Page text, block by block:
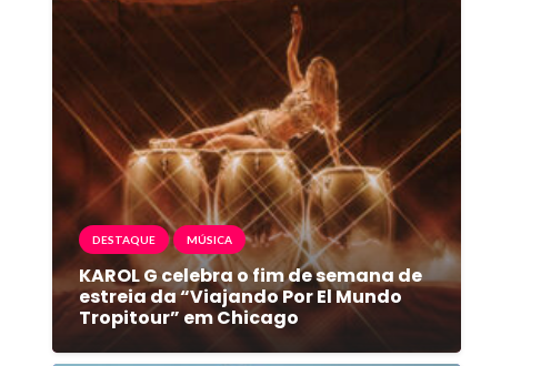
DESTAQUE MÚSICA
KAROL G celebra o fim de semana de
estreia da “Viajando Por El Mundo
Tropitour” em Chicago